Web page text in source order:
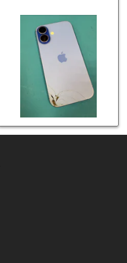
少し膨張したバッテ
リーも当日90分で安
心修理！